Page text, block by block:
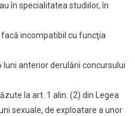
în specialitatea studiilor, în
incompatibil cu funcţia
anterior derulării concursului
la art. 1 alin. (2) din Legea
sexuale, de exploatare a unor